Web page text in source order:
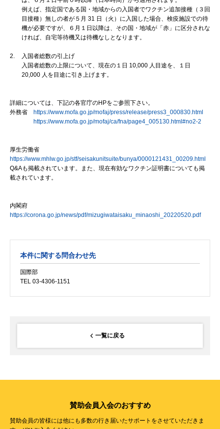
例えば、指定国である国・地域からの入国者でワクチン追加接種（３回
目接種）無しの者が５月 31 日（火）に入国した場合、検疫施設での待
機が必要ですが、６月１日以降は、その国・地域が「赤」に区分されな
ければ、自宅等待機又は待機なしとなります。
2.
入国者総数の引上げ
入国者総数の上限について、現在の１日 10,000 人目途を、１日
20,000 人を目途に引き上げます。
詳細については、下記の各官庁のHPをご参照下さい。
外務省 https://www.mofa.go.jp/mofaj/press/release/press3_000830.html
https://www.mofa.go.jp/mofaj/ca/fna/page4_005130.html#no2-2
厚生労働省
https://www.mhlw.go.jp/stf/seisakunitsuite/bunya/0000121431_00209.html
Q&Aも掲載されています。また、現在有効なワクチン証明書についても掲
載されています。
内閣府
https://corona.go.jp/news/pdf/mizugiwataisaku_minaoshi_20220520.pdf
本件に関する問合わせ先
国際部
TEL 03-4306-1151
一覧に戻る
賛助会員入会のおすすめ
賛助会員の皆様には他にも多数の行き届いたサポートをさせていただきま